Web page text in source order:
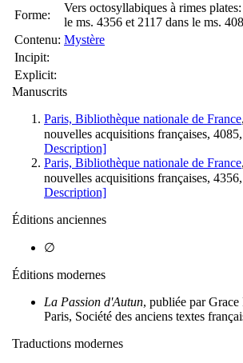
Forme:
Vers octosyllabiques à rimes
le ms. 4356 et 2117 dans le ms.
Contenu: Mystère
Incipit:
Explicit:
Manuscrits
Paris, Bibliothèque nationale de France,
nouvelles acquisitions françaises,
Description]
Paris, Bibliothèque nationale de France,
nouvelles acquisitions françaises,
Description]
Éditions anciennes
∅
Éditions modernes
La Passion d'Autun, publiée par Grace
Paris, Société des anciens textes
Traductions modernes